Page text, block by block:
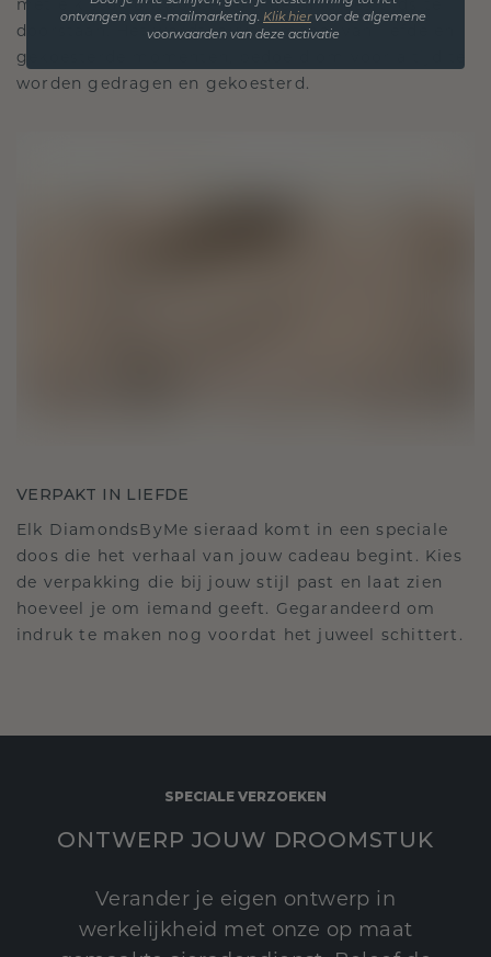
met elk stuk ontworpen om de tand des tijds te
doorstaan. Het wordt jouw symbool van liefde en
gekoesterde momenten, bedoeld om voor altijd te
worden gedragen en gekoesterd.
VERPAKT IN LIEFDE
Elk DiamondsByMe sieraad komt in een speciale
doos die het verhaal van jouw cadeau begint. Kies
de verpakking die bij jouw stijl past en laat zien
hoeveel je om iemand geeft. Gegarandeerd om
indruk te maken nog voordat het juweel schittert.
SPECIALE VERZOEKEN
ONTWERP JOUW DROOMSTUK
Verander je eigen ontwerp in
werkelijkheid met onze op maat
ontvangen van e-mailmarketing. Klik hiervoor de algemene
voorwaarden van deze activatie